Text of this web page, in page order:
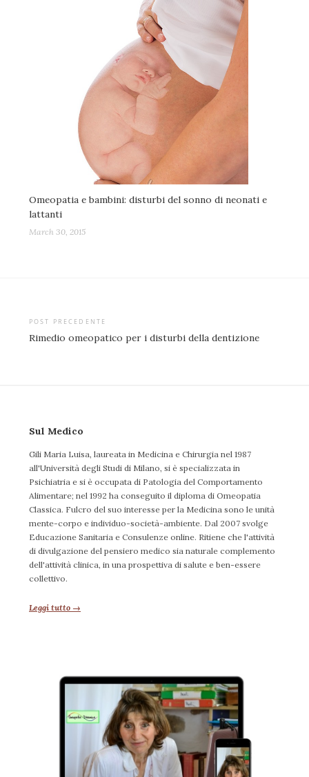
Omeopatia e bambini: disturbi del sonno di neonati e
lattanti
March 30, 2015
Post
navigation
POST PRECEDENTE
Rimedio omeopatico per i disturbi della dentizione
Sul Medico
Gili Maria Luisa, laureata in Medicina e Chirurgia nel 1987
all'Università degli Studi di Milano, si è specializzata in
Psichiatria e si è occupata di Patologia del Comportamento
Alimentare; nel 1992 ha conseguito il diploma di Omeopatia
Classica. Fulcro del suo interesse per la Medicina sono le unità
mente-corpo e individuo-società-ambiente. Dal 2007 svolge
Educazione Sanitaria e Consulenze online. Ritiene che l'attività
di divulgazione del pensiero medico sia naturale complemento
dell'attività clinica, in una prospettiva di salute e ben-essere
collettivo.
Leggi tutto →